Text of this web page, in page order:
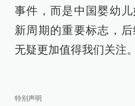
事件，而是中国婴幼
新周期的重要标志，
无疑更加值得我们关注。
特别声明